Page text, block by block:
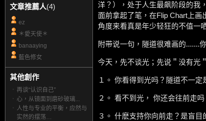
文章推薦人(4)
ez
＊愛天使＊
banaaying
藍色修女
其他創作
‧ 再谈“认识自己”
‧ 心，从镜面到磨砂玻璃...
‧ 人性与专业的平衡，应然与
实然的摆荡…
洋？），处于人生最飙阶段的我
面前拿起了笔，在Flip Chart上
角度来看真是年少轻狂的不值一
附带说一句，隧道很难画的.......
今天，先不谈光；先说＂没有光
１。 你看得到光吗？隧道不一
２。 看不到光， 你还会往前走吗
３。 什麽支持你向前走？是盲